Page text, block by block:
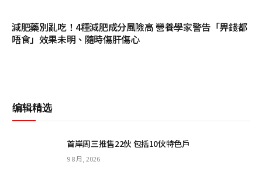
減肥藥別亂吃！4種減肥成分風險高 營養學家警告「畀錢都
唔食」效果未明、隨時傷肝傷心
编辑精选
首岸周三推售22伙 包括10伙特色戶
9 8 月, 2026